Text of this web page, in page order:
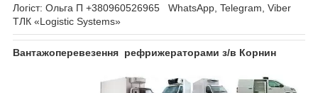
Логіст: Ольга П +380960526965 WhatsApp, Telegram, Viber
ТЛК «Logistic Systems»
Вантажоперевезення рефрижераторами з/в Корнин